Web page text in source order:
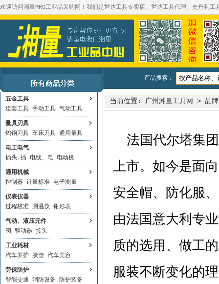
欢迎访问湘量MRO工业品采购网！我们是世达工具专卖店、世达工具代理、史丹利
产品搜索：
五金工具
组套工具 手动工具 气动工具
量具刃具
钨钢刀具 车床刀具 通用量具
电工电气
插头.插 电线、电 电动机
通用机械
控制器 计量标准 电子测量
仪表仪器
过程校准 测温仪 钳形表
气动、液压元件
阀
驱动器 接头
工业耗材
汽车养护 胶管 汽车美容
劳保防护
智能交通 消防设备 防护装备
当前位置: 广州湘量工具网 > 品
法国代尔塔集
上市。如今是面
安全帽、防化服
由法国意大利专
质的选用、做工
服装不断变化的